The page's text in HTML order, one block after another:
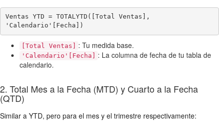
Ventas YTD = TOTALYTD([Total Ventas],
'Calendario'[Fecha])
[Total Ventas] : Tu medida base.
'Calendario'[Fecha]
: La columna de fecha de tu tabla de
calendario.
2. Total Mes a la Fecha (MTD) y Cuarto a la Fecha
(QTD)
Similar a YTD, pero para el mes y el trimestre respectivamente: